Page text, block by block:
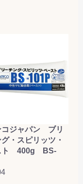
コジャパン ブリ
・スピリッツ・
ト 400g BS-